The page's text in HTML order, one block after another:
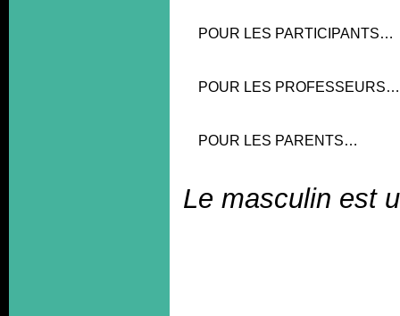
POUR LES PARTICIPANTS…
POUR LES PROFESSEURS…
POUR LES PARENTS…
Le masculin est